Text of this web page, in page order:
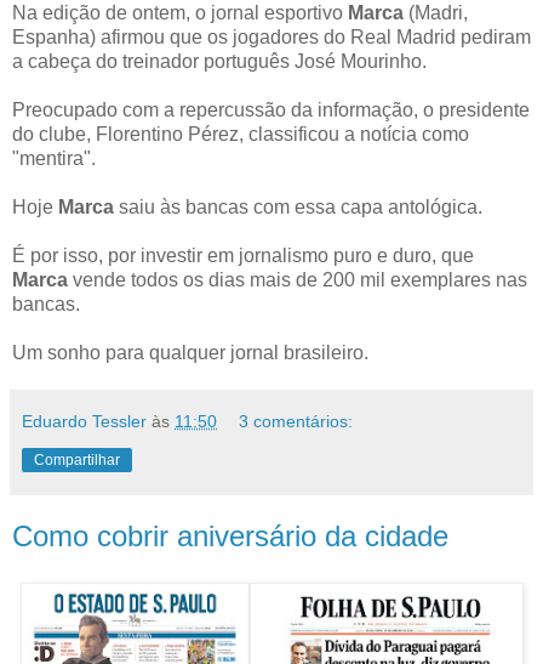
Na edição de ontem, o jornal esportivo Marca (Madri,
Espanha) afirmou que os jogadores do Real Madrid pediram
a cabeça do treinador português José Mourinho.
Preocupado com a repercussão da informação, o presidente
do clube, Florentino Pérez, classificou a notícia como
"mentira".
Hoje Marca saiu às bancas com essa capa antológica.
É por isso, por investir em jornalismo puro e duro, que
Marca vende todos os dias mais de 200 mil exemplares nas
bancas.
Um sonho para qualquer jornal brasileiro.
Eduardo Tessler às 11:50 3 comentários:
Compartilhar
Como cobrir aniversário da cidade